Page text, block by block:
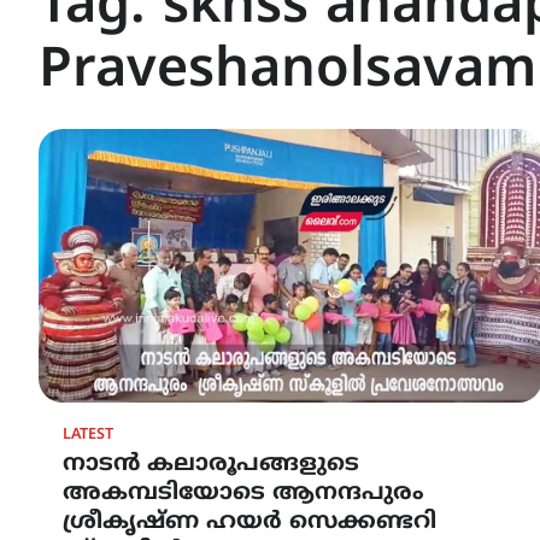
Praveshanolsavam
LATEST
നാടൻ കലാരൂപങ്ങളുടെ
അകമ്പടിയോടെ ആനന്ദപുരം
ശ്രീകൃഷ്ണ ഹയർ സെക്കണ്ടറി